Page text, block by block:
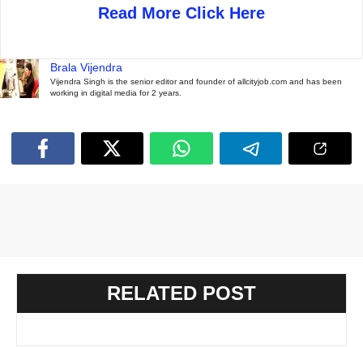
Read More Click Here
Brala Vijendra
Vijendra Singh is the senior editor and founder of allcityjob.com and has been
working in digital media for 2 years.
RELATED POST